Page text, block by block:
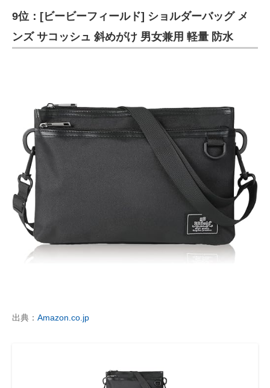
9位：[ビービーフィールド] ショルダーバッグ メ
ンズ サコッシュ 斜めがけ 男女兼用 軽量 防水
出典： Amazon.co.jp